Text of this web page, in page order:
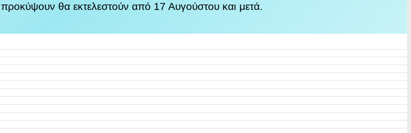
θα εκτελεστούν από 17 Αυγούστου και μετά.